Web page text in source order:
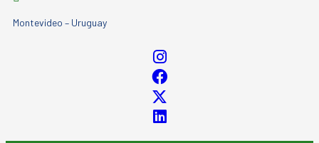
Montevideo – Uruguay